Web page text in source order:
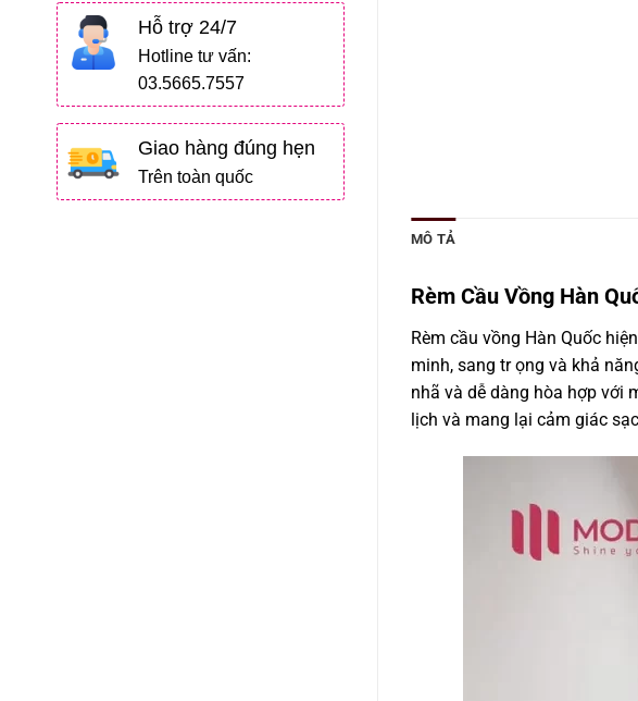
Hỗ trợ 24/7
Hotline tư vấn:
03.5665.7557
Giao hàng đúng hẹn
Trên toàn quốc
MÔ TẢ
Rèm Cầu Vồng Hàn
Rèm cầu vồng Hàn Quốc
minh, sang tr ọng và khả
nhã và dễ dàng hòa hợp với
lịch và mang lại cảm giác